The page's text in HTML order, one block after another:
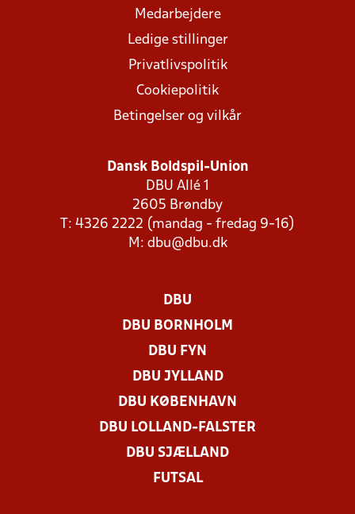
Medarbejdere
Ledige stillinger
Privatlivspolitik
Cookiepolitik
Betingelser og vilkår
Dansk Boldspil-Union
DBU Allé 1
2605 Brøndby
T: 4326 2222 (mandag - fredag 9-16)
M: dbu@dbu.dk
DBU
DBU BORNHOLM
DBU FYN
DBU JYLLAND
DBU KØBENHAVN
DBU LOLLAND-FALSTER
DBU SJÆLLAND
FUTSAL